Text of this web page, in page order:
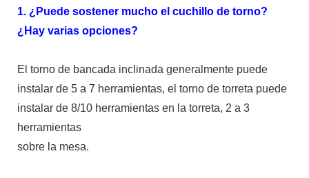
1. ¿Puede sostener mucho el cuchillo de torno?
¿Hay varias opciones?
El torno de bancada inclinada generalmente puede
instalar de 5 a 7 herramientas, el torno de torreta puede
instalar de 8/10 herramientas en la torreta, 2 a 3
herramientas
sobre la mesa.